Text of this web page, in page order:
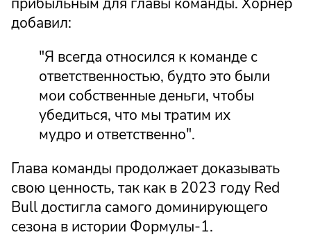
добавил:
"Я всегда относился к команде с
ответственностью, будто это были
мои собственные деньги, чтобы
убедиться, что мы тратим их
мудро и ответственно".
Глава команды продолжает доказывать
свою ценность, так как в 2023 году Red
Bull достигла самого доминирующего
сезона в истории Формулы-1.